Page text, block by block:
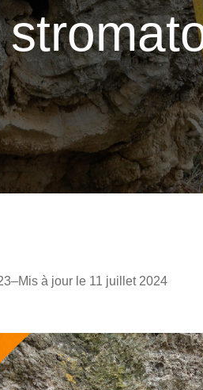
–Mis à jour le 11 juillet 2024